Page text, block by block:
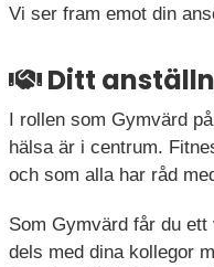
Vi ser fram emot din
Ditt
I rollen som Gymvärd
hälsa är i centrum.
och som alla har råd
Som Gymvärd får du
dels med dina kollegor